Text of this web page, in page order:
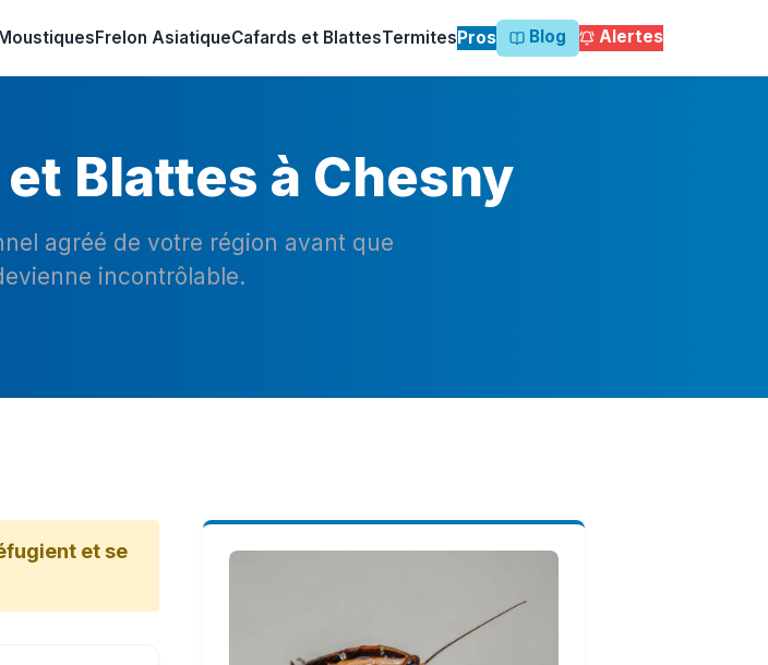
Frelon AsiatiqueCafards et BlattesTermitesPros Blog Alertes
Blattes à Chesny
agréé de votre région avant que
incontrôlable.
et se